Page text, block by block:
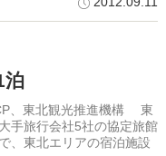
泊
、東北観光推進機構 東
手旅行会社5社の協定旅館
、東北エリアの宿泊施設